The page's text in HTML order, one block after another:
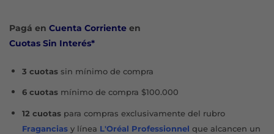
original
era:
Pagá en Cuenta Corriente en
Cuotas Sin Interés*
3 cuotassin mínimo de compra
6 cuotasmínimo de compra $100.000
12 cuotaspara compras exclusivamente del rubro
Fraganciasy línea L'Oréal Professionnel que alcancen un